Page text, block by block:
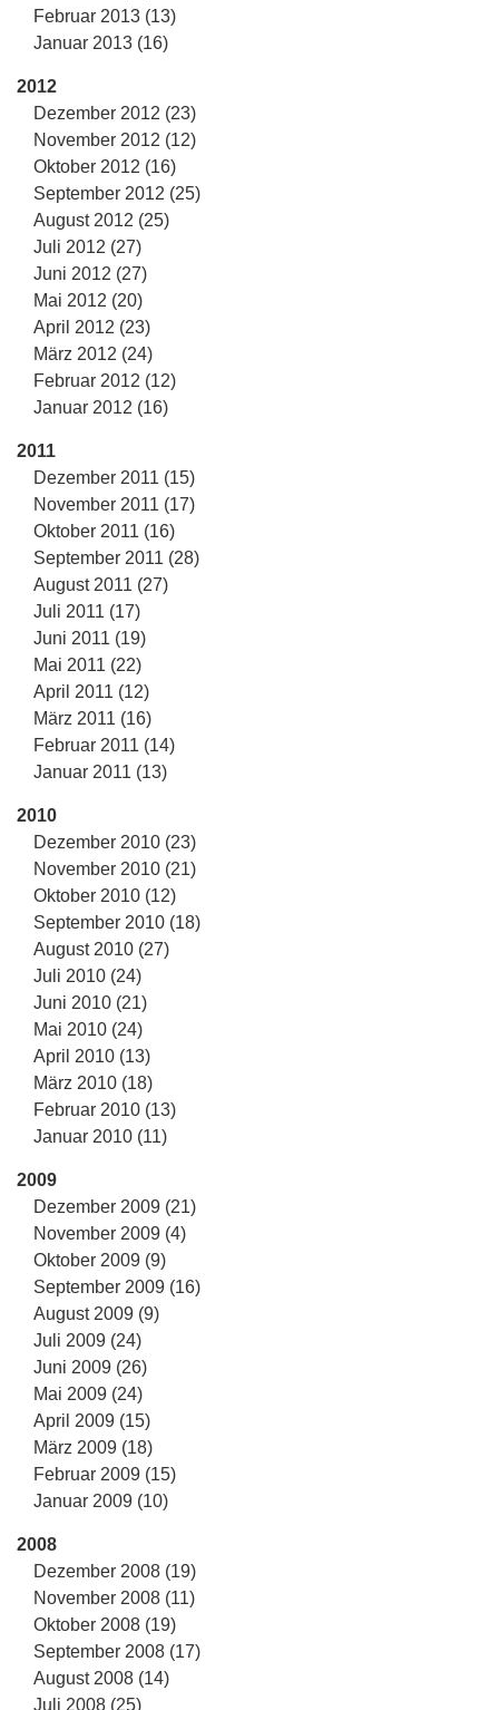
Februar 2013 (13)
Januar 2013 (16)
2012
Dezember 2012 (23)
November 2012 (12)
Oktober 2012 (16)
September 2012 (25)
August 2012 (25)
Juli 2012 (27)
Juni 2012 (27)
Mai 2012 (20)
April 2012 (23)
März 2012 (24)
Februar 2012 (12)
Januar 2012 (16)
2011
Dezember 2011 (15)
November 2011 (17)
Oktober 2011 (16)
September 2011 (28)
August 2011 (27)
Juli 2011 (17)
Juni 2011 (19)
Mai 2011 (22)
April 2011 (12)
März 2011 (16)
Februar 2011 (14)
Januar 2011 (13)
2010
Dezember 2010 (23)
November 2010 (21)
Oktober 2010 (12)
September 2010 (18)
August 2010 (27)
Juli 2010 (24)
Juni 2010 (21)
Mai 2010 (24)
April 2010 (13)
März 2010 (18)
Februar 2010 (13)
Januar 2010 (11)
2009
Dezember 2009 (21)
November 2009 (4)
Oktober 2009 (9)
September 2009 (16)
August 2009 (9)
Juli 2009 (24)
Juni 2009 (26)
Mai 2009 (24)
April 2009 (15)
März 2009 (18)
Februar 2009 (15)
Januar 2009 (10)
2008
Dezember 2008 (19)
November 2008 (11)
Oktober 2008 (19)
September 2008 (17)
August 2008 (14)
Juli 2008 (25)